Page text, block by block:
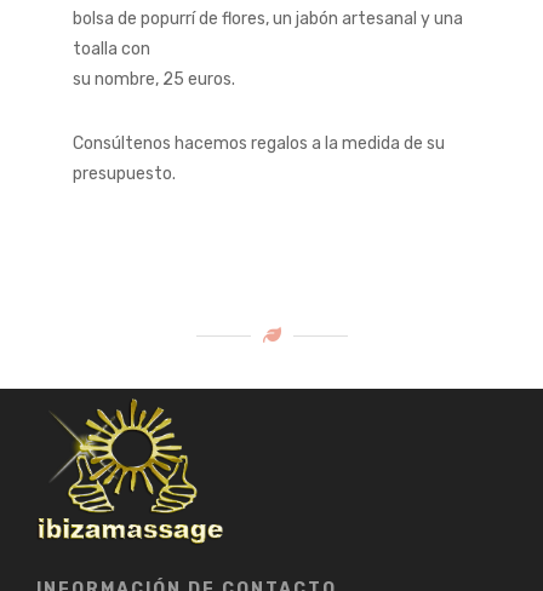
bolsa de popurrí de flores, un jabón artesanal y una
toalla con
su nombre, 25 euros.
Consúltenos hacemos regalos a la medida de su
presupuesto.